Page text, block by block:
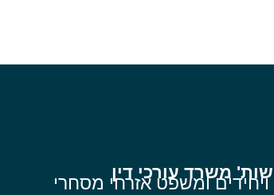
משרד עורכי דין
ומשפט אזרחי מסחרי